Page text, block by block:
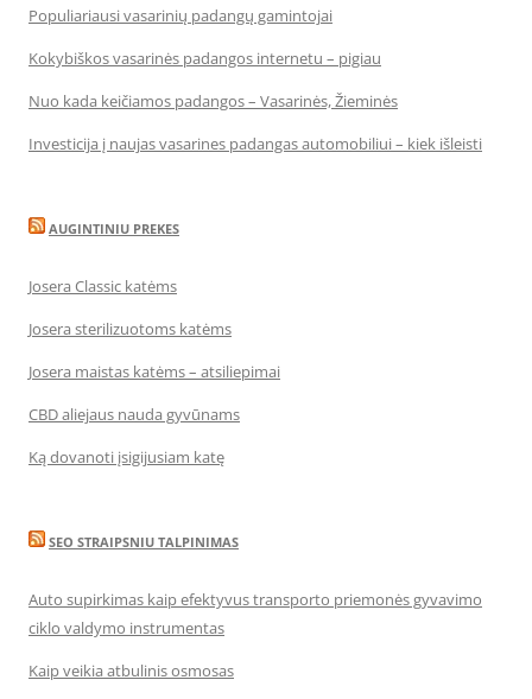
Populiariausi vasarinių padangų gamintojai
Kokybiškos vasarinės padangos internetu – pigiau
Nuo kada keičiamos padangos – Vasarinės, Žieminės
Investicija į naujas vasarines padangas automobiliui – kiek išleisti
AUGINTINIU PREKES
Josera Classic katėms
Josera sterilizuotoms katėms
Josera maistas katėms – atsiliepimai
CBD aliejaus nauda gyvūnams
Ką dovanoti įsigijusiam katę
SEO STRAIPSNIU TALPINIMAS
Auto supirkimas kaip efektyvus transporto priemonės gyvavimo
ciklo valdymo instrumentas
Kaip veikia atbulinis osmosas